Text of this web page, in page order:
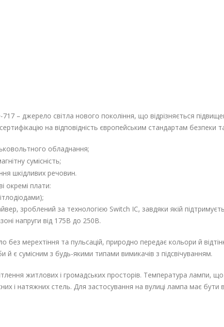
– джерело світла нового покоління, що відрізняється
на відповідність європейським стандартам безпеки
обладнання;
сумісність;
шкідливих речовин.
окремі плати:
зроблений за технологією Switch IC, завдяки якій
напруги від 175В до 250В.
без мерехтіння та пульсацій, природно передає кольори й
й є сумісним з будь-якими типами вимикачів з підсвічуванням.
житлових і громадських просторів. Температура лампи,
і натяжних стель. Для застосування на вулиці лампа має